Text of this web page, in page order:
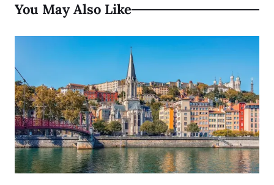
You May Also Like